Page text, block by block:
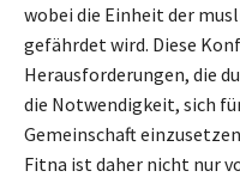
wobei die Einheit der
gefährdet wird. Diese
Herausforderungen, die
die Notwendigkeit, sich
Gemeinschaft
Fitna ist daher nicht nur